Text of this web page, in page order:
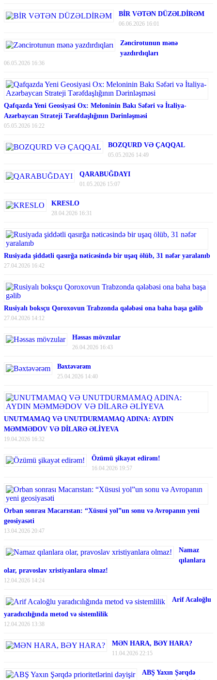
BİR VƏTƏN DÜZƏLDİRƏM
06.06.2026 16:01
Zəncirotunun mənə
yazdırdıqları
06.05.2026 16:36
Qafqazda Yeni Geosiyasi Ox: Meloninin Bakı Səfəri və İtaliya-
Azərbaycan Strateji Tərəfdaşlığının Dərinləşməsi
05.05.2026 16:22
BOZQURD VƏ ÇAQQAL
05.05.2026 14:49
QARABUĞDAYI
01.05.2026 15:07
KRESLO
28.04.2026 16:31
Rusiyada şiddətli qasırğa nəticəsində bir uşaq ölüb, 31 nəfər yaralanıb
27.04.2026 16:42
Rusiyalı boksçu Qoroxovun Trabzonda qələbəsi ona baha başa gəlib
27.04.2026 14:12
Həssas mövzular
26.04.2026 16:43
Bəxtəvərəm
25.04.2026 14:40
UNUTMAMAQ VƏ UNUTDURMAMAQ ADINA: AYDIN
MƏMMƏDOV VƏ DİLARƏ ƏLİYEVA
19.04.2026 16:32
Özümü şikayət edirəm!
16.04.2026 19:57
Orban sonrası Macarıstan: “Xüsusi yol”un sonu və Avropanın yeni
geosiyasəti
13.04.2026 20:47
Namaz
qılanlara
olar, pravoslav xristiyanlara olmaz!
12.04.2026 14:24
Arif Acaloğlu
yaradıcılığında metod və sistemlilik
12.04.2026 13:38
MƏN HARA, BƏY HARA?
11.04.2026 22:15
ABŞ Yaxın Şərqdə